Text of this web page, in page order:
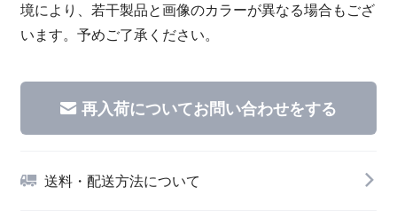
境により、若干製品と画像のカラーが異なる場合もござ
います。予めご了承ください。
再入荷についてお問い合わせをする
送料・配送方法について